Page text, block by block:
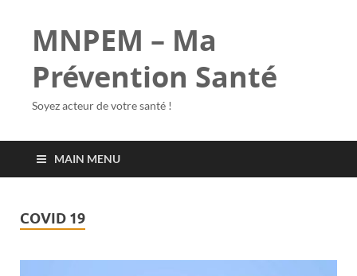
MNPEM – Ma
Prévention Santé
Soyez acteur de votre santé !
MAIN MENU
COVID 19